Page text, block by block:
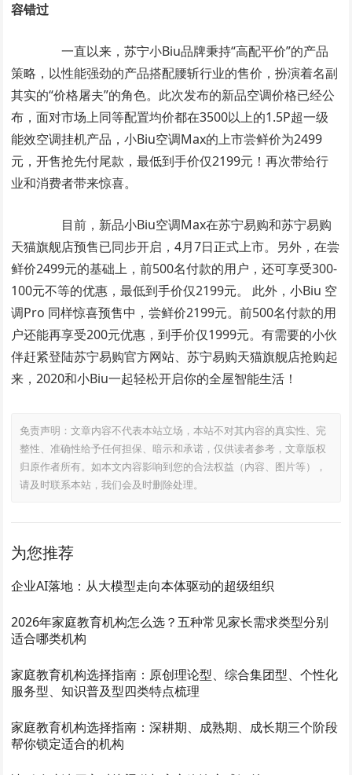
容错过
一直以来，苏宁小Biu品牌秉持“高配平价”的产品
策略，以性能强劲的产品搭配腰斩行业的售价，扮演着名副
其实的“价格屠夫”的角色。此次发布的新品空调价格已经公
布，面对市场上同等配置均价都在3500以上的1.5P超一级
能效空调挂机产品，小Biu空调Max的上市尝鲜价为2499
元，开售抢先付尾款，最低到手价仅2199元！再次带给行
业和消费者带来惊喜。
目前，新品小Biu空调Max在苏宁易购和苏宁易购
天猫旗舰店预售已同步开启，4月7日正式上市。另外，在尝
鲜价2499元的基础上，前500名付款的用户，还可享受300-
100元不等的优惠，最低到手价仅2199元。 此外，小Biu 空
调Pro 同样惊喜预售中，尝鲜价2199元。前500名付款的用
户还能再享受200元优惠，到手价仅1999元。有需要的小伙
伴赶紧登陆苏宁易购官方网站、苏宁易购天猫旗舰店抢购起
来，2020和小Biu一起轻松开启你的全屋智能生活！
免责声明：文章内容不代表本站立场，本站不对其内容的真实性、完
整性、准确性给予任何担保、暗示和承诺，仅供读者参考，文章版权
归原作者所有。如本文内容影响到您的合法权益（内容、图片等），
请及时联系本站，我们会及时删除处理。
为您推荐
企业AI落地：从大模型走向本体驱动的超级组织
2026年家庭教育机构怎么选？五种常见家长需求类型分别
适合哪类机构
家庭教育机构选择指南：原创理论型、综合集团型、个性化
服务型、知识普及型四类特点梳理
家庭教育机构选择指南：深耕期、成熟期、成长期三个阶段
帮你锁定适合的机构